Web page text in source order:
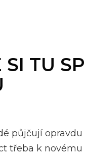
SI TU
půjčují opravdu
třeba k novému